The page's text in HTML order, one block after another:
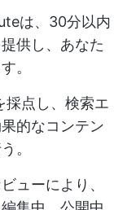
は、30分以内
供し、あなた
。
点し、検索エ
的なコンテン
。
ューにより、